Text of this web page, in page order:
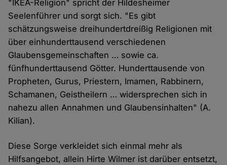
"IKEA-Religion" spricht der Hildesheimer
Seelenführer und sorgt sich. "Es gibt
schätzungsweise dreihundertdreißig Religionen mit
über einhunderttausend verschiedenen
Glaubensgemeinschaften … sowie ca.
fünfhunderttausend Götter. Hunderttausende von
Propheten, Gurus, Priestern, Imamen, Rabbinern,
Schamanen, Geistheilern … widersprechen sich in
nahezu allen Annahmen und Glaubensinhalten" (A.
Kilian).
Diese Sorge verkleidet sich einmal mehr als
Hilfsangebot, allein Hirte Wilmer ist darüber entsetzt,